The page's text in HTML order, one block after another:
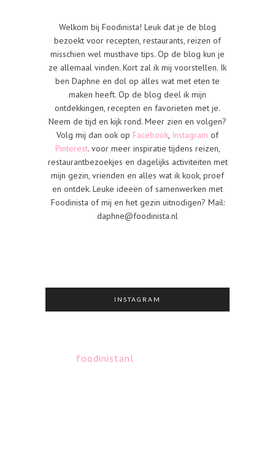
Welkom bij Foodinista! Leuk dat je de blog
bezoekt voor recepten, restaurants, reizen of
misschien wel musthave tips. Op de blog kun je
ze allemaal vinden. Kort zal ik mij voorstellen. Ik
ben Daphne en dol op alles wat met eten te
maken heeft. Op de blog deel ik mijn
ontdekkingen, recepten en favorieten met je.
Neem de tijd en kijk rond. Meer zien en volgen?
Volg mij dan ook op Facebook, Instagram of
Pinterest. voor meer inspiratie tijdens reizen,
restaurantbezoekjes en dagelijks activiteiten met
mijn gezin, vrienden en alles wat ik kook, proef
en ontdek. Leuke ideeën of samenwerken met
Foodinista of mij en het gezin uitnodigen? Mail:
daphne@foodinista.nl
INSTAGRAM
foodinistanl